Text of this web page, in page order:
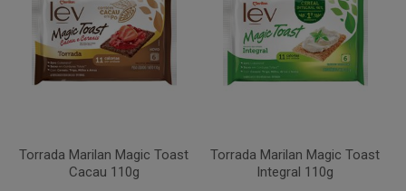
Torrada Marilan Magic Toast
Cacau 110g
Torrada Marilan Magic Toast
Integral 110g